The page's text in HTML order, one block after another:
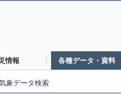
情報 各種データ・資料
象データ検索